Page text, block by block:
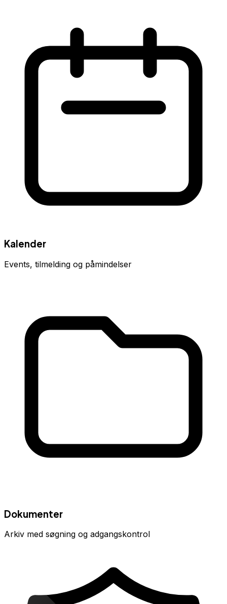
Kalender
Events, tilmelding og påmindelser
Dokumenter
Arkiv med søgning og adgangskontrol